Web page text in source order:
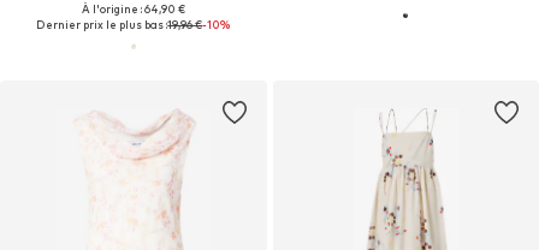
À l'origine : 64,90 €
Dernier prix le plus bas :19,96 €-10%